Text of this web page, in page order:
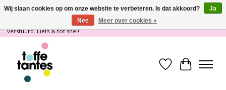
Wij gaan op vakantie! vanaf 4 juli t/m 21 juli worden er geen pakketjes
verstuurd. Liefs & tot snel!
Verlanglijst
Wij slaan cookies op om onze website te verbeteren. Is dat akkoord?
Ja
Nee
Meer over cookies »